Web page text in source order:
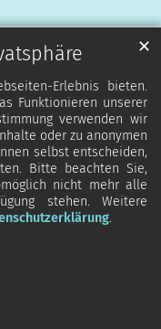
Erlebnis bieten.
Funktionieren unserer
verwenden wir
oder zu anonymen
selbst entscheiden,
Bitte beachten Sie,
nicht mehr alle
stehen. Weitere
.
✕